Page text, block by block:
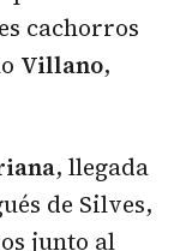
cachorros
Villano,
, llegada
de Silves,
junto al